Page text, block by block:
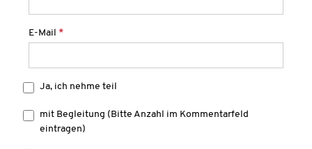
E-Mail *
Ja, ich nehme teil
mit Begleitung (Bitte Anzahl im Kommentarfeld
eintragen)